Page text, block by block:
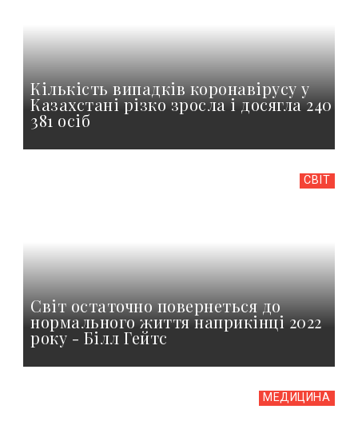
Кількість випадків коронавірусу у
Казахстані різко зросла і досягла 240
381 осіб
СВІТ
Cвіт остаточно повернеться до
нормального життя наприкінці 2022
року - Білл Гейтс
МЕДИЦИНА